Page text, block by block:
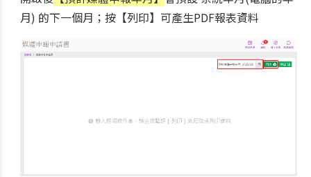
月) 的下一個月；按【列印】可產生PDF報表資料